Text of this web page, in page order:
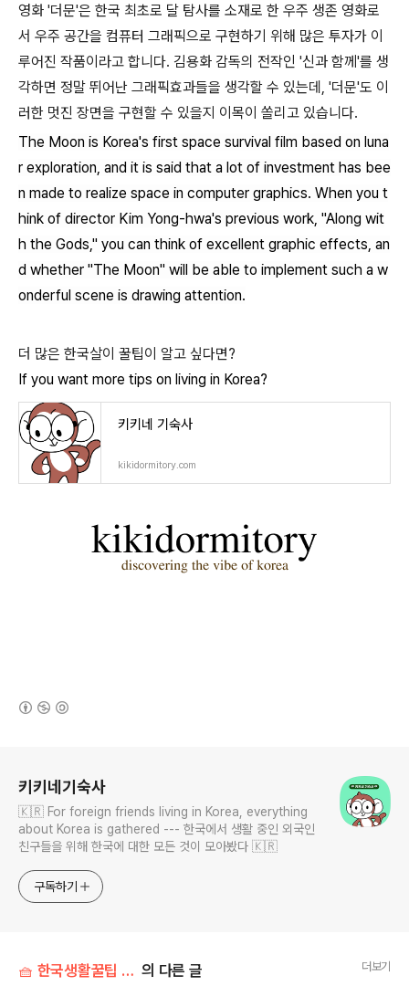
영화 '더문'은 한국 최초로 달 탐사를 소재로 한 우주 생존 영화로
서 우주 공간을 컴퓨터 그래픽으로 구현하기 위해 많은 투자가 이
루어진 작품이라고 합니다. 김용화 감독의 전작인 '신과 함께'를 생
각하면 정말 뛰어난 그래픽효과들을 생각할 수 있는데, '더문'도 이
러한 멋진 장면을 구현할 수 있을지 이목이 쏠리고 있습니다.
The Moon is Korea's first space survival film based on luna
r exploration, and it is said that a lot of investment has bee
n made to realize space in computer graphics. When you t
hink of director Kim Yong-hwa's previous work, "Along wit
h the Gods," you can think of excellent graphic effects, an
d whether "The Moon" will be able to implement such a w
onderful scene is drawing attention.
더 많은 한국살이 꿀팁이 알고 싶다면?
If you want more tips on living in Korea?
키키네 기숙사
kikidormitory.com
키키네기숙사
🇰🇷 For foreign friends living in Korea, everything
about Korea is gathered --- 한국에서 생활 중인 외국인
친구들을 위해 한국에 대한 모든 것이 모아봤다 🇰🇷
구독하기
🧺 한국생활꿀팁 ⎥ Tips for living in Korea 의 다른 글 더보기